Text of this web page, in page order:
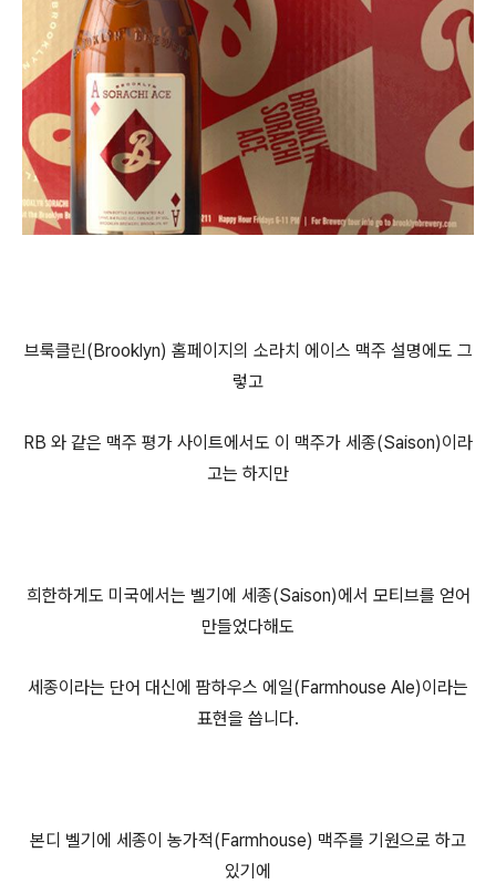
브룩클린(Brooklyn) 홈페이지의 소라치 에이스 맥주 설명에도 그
렇고
RB 와 같은 맥주 평가 사이트에서도 이 맥주가 세종(Saison)이라
고는 하지만
희한하게도 미국에서는 벨기에 세종(Saison)에서 모티브를 얻어
만들었다해도
세종이라는 단어 대신에 팜하우스 에일(Farmhouse Ale)이라는
표현을 씁니다.
본디 벨기에 세종이 농가적(Farmhouse) 맥주를 기원으로 하고
있기에